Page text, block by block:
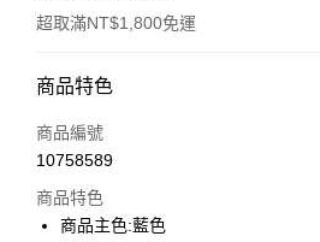
超取滿NT$1,800免運
付款方式
信用卡一次付款
Apple Pay
商品特色
商品編號
10758589
商品特色
商品主色:藍色